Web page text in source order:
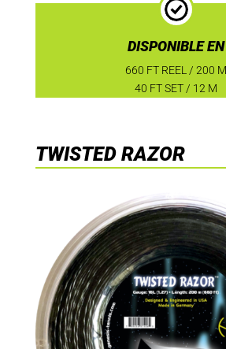
DISPONIBLE EN
660 FT REEL / 200 M
40 FT SET / 12 M
TWISTED RAZOR